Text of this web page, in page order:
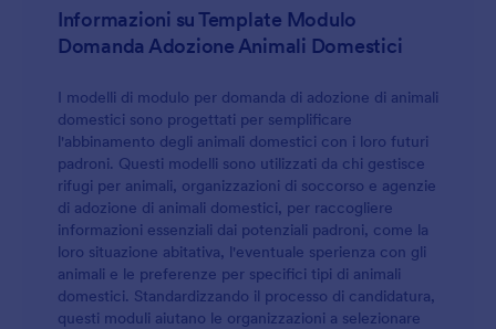
Informazioni su Template Modulo
Domanda Adozione Animali Domestici
I modelli di modulo per domanda di adozione di animali
domestici sono progettati per semplificare
l'abbinamento degli animali domestici con i loro futuri
padroni. Questi modelli sono utilizzati da chi gestisce
rifugi per animali, organizzazioni di soccorso e agenzie
di adozione di animali domestici, per raccogliere
informazioni essenziali dai potenziali padroni, come la
loro situazione abitativa, l'eventuale sperienza con gli
animali e le preferenze per specifici tipi di animali
domestici. Standardizzando il processo di candidatura,
questi moduli aiutano le organizzazioni a selezionare